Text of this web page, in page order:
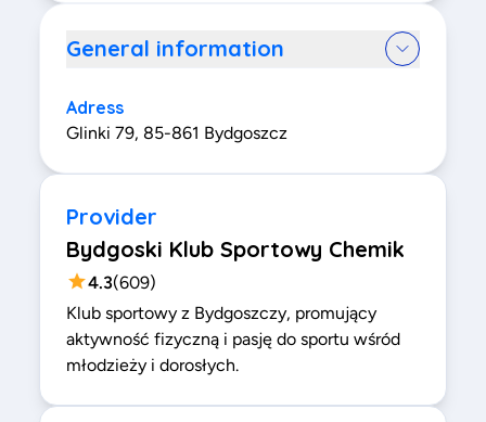
General information
Adress
Glinki 79, 85-861 Bydgoszcz
Provider
Bydgoski Klub Sportowy Chemik
4.3(609)
Klub sportowy z Bydgoszczy, promujący
aktywność fizyczną i pasję do sportu wśród
młodzieży i dorosłych.